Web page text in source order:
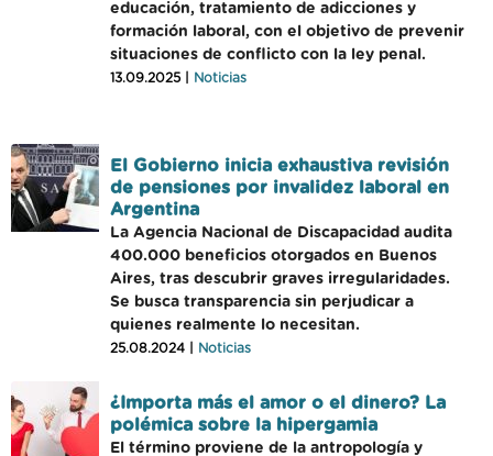
educación, tratamiento de adicciones y
formación laboral, con el objetivo de prevenir
situaciones de conflicto con la ley penal.
13.09.2025 | Noticias
El Gobierno inicia exhaustiva revisión
de pensiones por invalidez laboral en
Argentina
La Agencia Nacional de Discapacidad audita
400.000 beneficios otorgados en Buenos
Aires, tras descubrir graves irregularidades.
Se busca transparencia sin perjudicar a
quienes realmente lo necesitan.
25.08.2024 | Noticias
¿Importa más el amor o el dinero? La
polémica sobre la hipergamia
El término proviene de la antropología y